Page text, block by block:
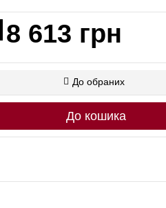
8 613 грн
До обраних
До кошика